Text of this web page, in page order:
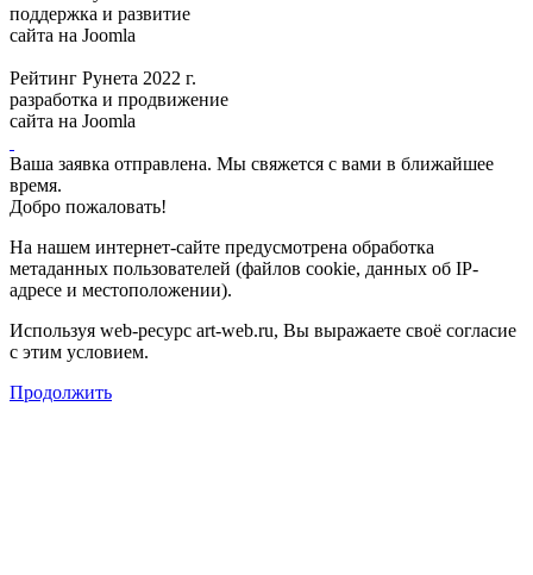
поддержка и развитие
сайта на Joomla
Рейтинг Рунета 2022 г.
разработка и продвижение
сайта на Joomla
Ваша заявка отправлена. Мы свяжется с вами в ближайшее
время.
Добро пожаловать!
На нашем интернет-сайте предусмотрена обработка
метаданных пользователей (файлов cookie, данных об IP-
адресе и местоположении).
Используя web-ресурс art-web.ru, Вы выражаете своё согласие
с этим условием.
Продолжить